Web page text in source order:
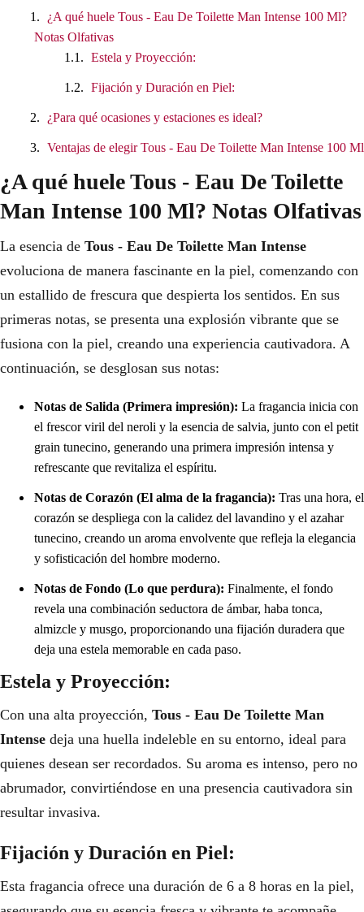
¿A qué huele Tous - Eau De Toilette Man Intense 100 Ml?
Notas Olfativas
Estela y Proyección:
Fijación y Duración en Piel:
¿Para qué ocasiones y estaciones es ideal?
Ventajas de elegir Tous - Eau De Toilette Man Intense 100 Ml
¿A qué huele Tous - Eau De Toilette
Man Intense 100 Ml? Notas Olfativas
La esencia de Tous - Eau De Toilette Man Intense
evoluciona de manera fascinante en la piel, comenzando con
un estallido de frescura que despierta los sentidos. En sus
primeras notas, se presenta una explosión vibrante que se
fusiona con la piel, creando una experiencia cautivadora. A
continuación, se desglosan sus notas:
Notas de Salida (Primera impresión): La fragancia inicia con
el frescor viril del neroli y la esencia de salvia, junto con el petit
grain tunecino, generando una primera impresión intensa y
refrescante que revitaliza el espíritu.
Notas de Corazón (El alma de la fragancia): Tras una hora, el
corazón se despliega con la calidez del lavandino y el azahar
tunecino, creando un aroma envolvente que refleja la elegancia
y sofisticación del hombre moderno.
Notas de Fondo (Lo que perdura): Finalmente, el fondo
revela una combinación seductora de ámbar, haba tonca,
almizcle y musgo, proporcionando una fijación duradera que
deja una estela memorable en cada paso.
Estela y Proyección:
Con una alta proyección, Tous - Eau De Toilette Man
Intense deja una huella indeleble en su entorno, ideal para
quienes desean ser recordados. Su aroma es intenso, pero no
abrumador, convirtiéndose en una presencia cautivadora sin
resultar invasiva.
Fijación y Duración en Piel:
Esta fragancia ofrece una duración de 6 a 8 horas en la piel,